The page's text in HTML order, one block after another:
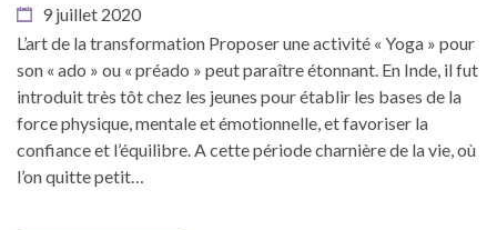
9 juillet 2020
L’art de la transformation Proposer une activité « Yoga » pour
son « ado » ou « préado » peut paraître étonnant. En Inde, il fut
introduit très tôt chez les jeunes pour établir les bases de la
force physique, mentale et émotionnelle, et favoriser la
confiance et l’équilibre. A cette période charnière de la vie, où
l’on quitte petit…